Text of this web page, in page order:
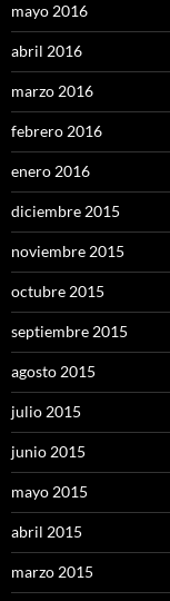
mayo 2016
abril 2016
marzo 2016
febrero 2016
enero 2016
diciembre 2015
noviembre 2015
octubre 2015
septiembre 2015
agosto 2015
julio 2015
junio 2015
mayo 2015
abril 2015
marzo 2015